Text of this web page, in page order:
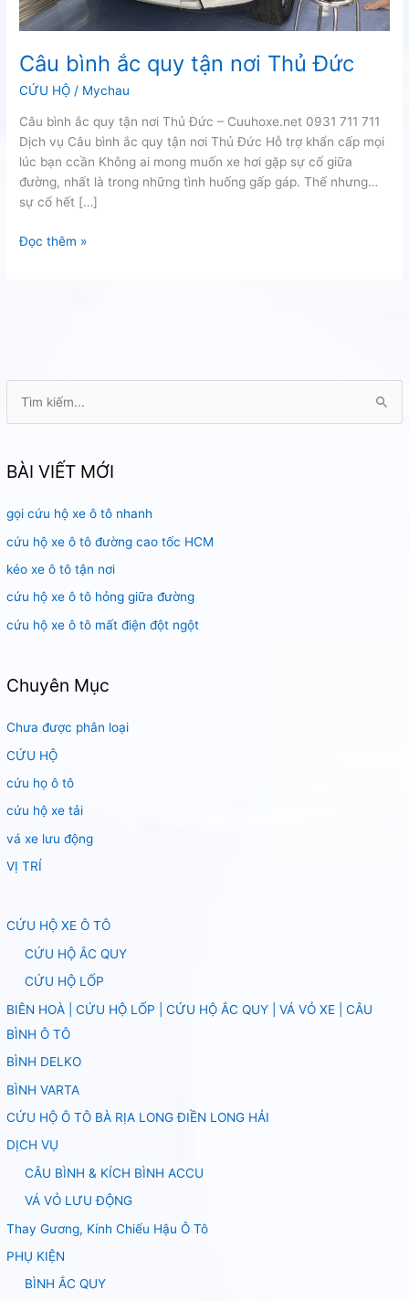
k
ế
m
:
BÀI VIẾT MỚI
gọi cứu hộ xe ô tô nhanh
cứu hộ xe ô tô đường cao tốc HCM
kéo xe ô tô tận nơi
cứu hộ xe ô tô hỏng giữa đường
cứu hộ xe ô tô mất điện đột ngột
Chuyên Mục
Chưa được phân loại
CỨU HỘ
cứu họ ô tô
cứu hộ xe tải
vá xe lưu động
VỊ TRÍ
CỨU HỘ XE Ô TÔ
CỨU HỘ ẮC QUY
CỨU HỘ LỐP
BIÊN HOÀ | CỨU HỘ LỐP | CỨU HỘ ẮC QUY | VÁ VỎ XE | CÂU
BÌNH Ô TÔ
BÌNH DELKO
BÌNH VARTA
CỨU HỘ Ô TÔ BÀ RỊA LONG ĐIỀN LONG HẢI
DỊCH VỤ
CÂU BÌNH & KÍCH BÌNH ACCU
VÁ VỎ LƯU ĐỘNG
Thay Gương, Kính Chiếu Hậu Ô Tô
PHỤ KIỆN
BÌNH ẮC QUY
Câu bình ắc quy tận nơi Thủ Đức
CỨU HỘ / Mychau
Câu bình ắc quy tận nơi Thủ Đức – Cuuhoxe.net 0931 711 711
Dịch vụ Câu bình ắc quy tận nơi Thủ Đức Hỗ trợ khẩn cấp mọi
lúc bạn ccần Không ai mong muốn xe hơi gặp sự cố giữa
đường, nhất là trong những tình huống gấp gáp. Thế nhưng…
sự cố hết […]
Câu
Đức
Đọc thêm »